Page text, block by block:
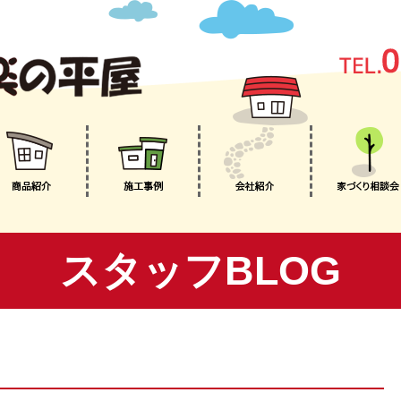
スタッフBLOG